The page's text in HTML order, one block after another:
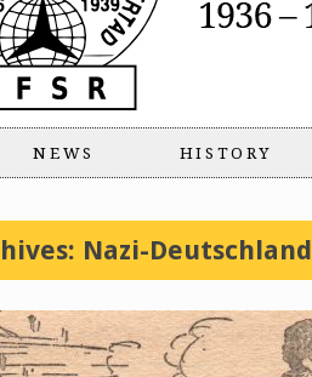
NEWS HISTORY
Nazi-Deutschland